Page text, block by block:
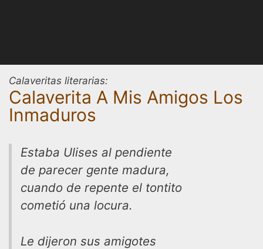
Calaveritas literarias:
Calaverita A Mis Amigos Los
Inmaduros
Estaba Ulises al pendiente
de parecer gente madura,
cuando de repente el tontito
cometió una locura.
Le dijeron sus amigotes